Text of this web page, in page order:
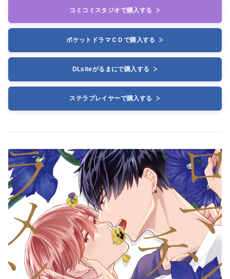
コミコミスタジオで購入する
ポケットドラマＣＤで購入する
DLsiteがるまにで購入する
ステラプレイヤーで購入する